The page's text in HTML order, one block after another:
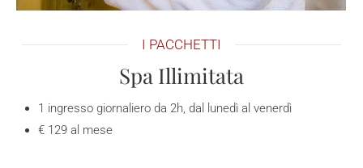
I PACCHETTI
Spa Illimitata
1 ingresso giornaliero da 2h, dal lunedì al venerdì
€ 129 al mese